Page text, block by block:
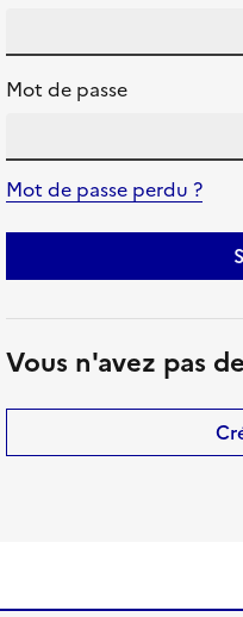
Mot de passe
Mot de passe perdu ?
Vous n'avez pas